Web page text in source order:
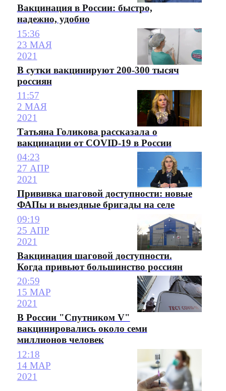
Вакцинация в России: быстро,
надежно, удобно
15:36
23 МАЯ
2021
В сутки вакцинируют 200-300 тысяч
россиян
11:57
2 МАЯ
2021
Татьяна Голикова рассказала о
вакцинации от COVID-19 в России
04:23
27 АПР
2021
Прививка шаговой доступности: новые
ФАПы и выездные бригады на селе
09:19
25 АПР
2021
Вакцинация шаговой доступности.
Когда привьют большинство россиян
20:59
15 МАР
2021
В России "Спутником V"
вакцинировались около семи
миллионов человек
12:18
14 МАР
2021